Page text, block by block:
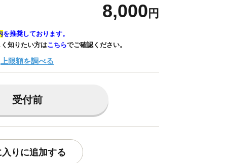
8,000 円
を推奨しております。
知りたい方はこちらでご確認ください。
上限額を調べる
受付前
入りに追加する